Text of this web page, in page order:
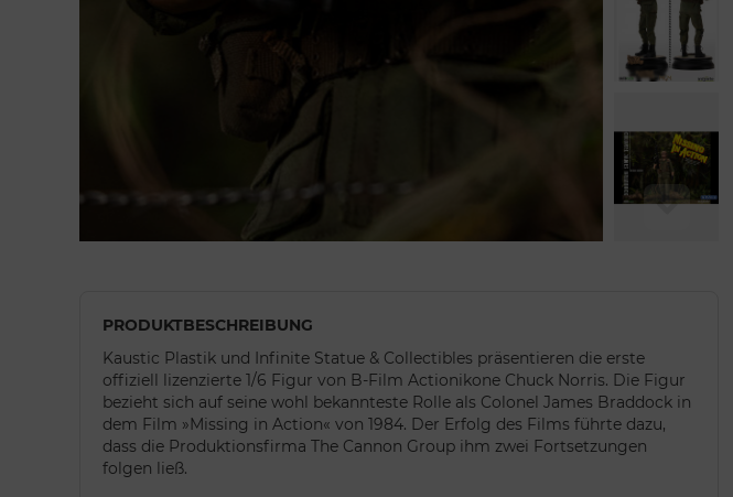
PRODUKTBESCHREIBUNG
Kaustic Plastik und Infinite Statue & Collectibles präsentieren die erste
offiziell lizenzierte 1/6 Figur von B-Film Actionikone Chuck Norris. Die Figur
bezieht sich auf seine wohl bekannteste Rolle als Colonel James Braddock in
dem Film »Missing in Action« von 1984. Der Erfolg des Films führte dazu,
dass die Produktionsfirma The Cannon Group ihm zwei Fortsetzungen
folgen ließ.